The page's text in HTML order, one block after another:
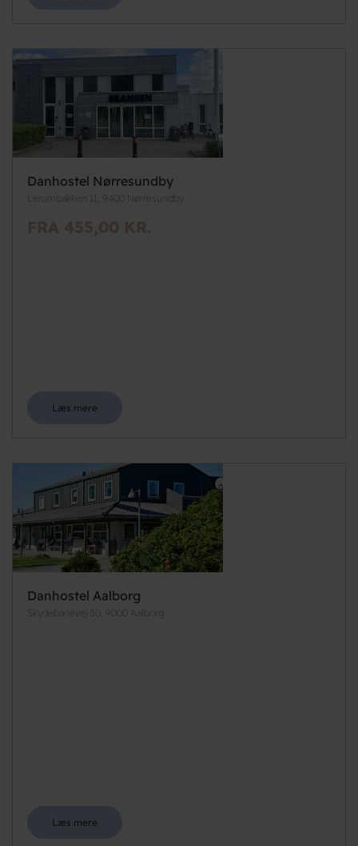
Danhostel Nørresundby
Lerumbakken 11, 9400 Nørresundby
FRA 455,00 KR.
Læs mere
Danhostel Aalborg
Skydebanevej 50, 9000 Aalborg
Læs mere